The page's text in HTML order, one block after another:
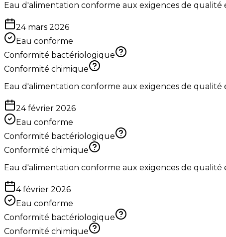
Eau d'alimentation conforme aux exigences de
24 mars 2026
Eau conforme
Conformité bactériologique
Conformité chimique
Eau d'alimentation conforme aux exigences de
24 février 2026
Eau conforme
Conformité bactériologique
Conformité chimique
Eau d'alimentation conforme aux exigences de
4 février 2026
Eau conforme
Conformité bactériologique
Conformité chimique